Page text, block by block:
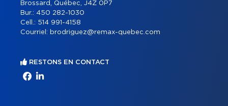
Brossard, Québec, J4Z 0P7
Bur.: 450 282-1030
Cell.: 514 991-4158
Courriel: brodriguez@remax-quebec.com
RESTONS EN CONTACT